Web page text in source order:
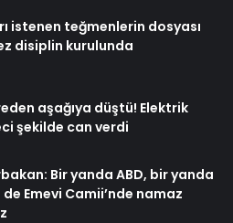
istenen teğmenlerin dosyası
disiplin kurulunda
aşağıya düştü! Elektrik
şekilde can verdi
Bir yanda ABD, bir yanda
de Emevi Camii’nde namaz